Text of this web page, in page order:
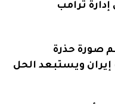
ترامب
صورة حذرة
ويستبعد الحل